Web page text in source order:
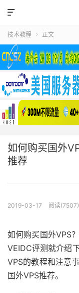

技术教程  正文
如何购买国外
推荐
2019-03-17 阅读(7507)
如何购买国外VPS
VEIDC评测就介绍
VPS的教程和注意
国外VPS推荐。